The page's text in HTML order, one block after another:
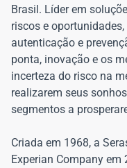
Brasil. Líder em
riscos e
autenticação e
ponta, inovação e os
incerteza do risco na
realizarem seus
segmentos a
Criada em 1968, a
Experian Company